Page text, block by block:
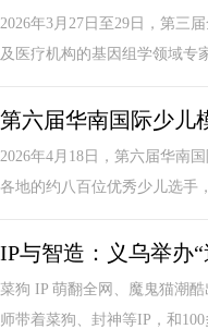
2026年3月27日至29日，第三
及医疗机构的基因组学领域专
第六届华南国际少儿
2026年4月18日，第六届华南
各地的约八百位优秀少儿选手
IP与智造：义乌举办
菜狗 IP 萌翻全网、魔鬼猫潮
师带着菜狗、封神等IP，和